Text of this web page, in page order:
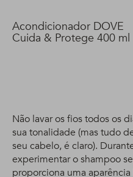
Acondicionador DOVE
Cuida & Protege 400 ml
Não lavar os fios todos os
sua tonalidade (mas tudo
seu cabelo, é claro).
experimentar o shampoo
proporciona uma